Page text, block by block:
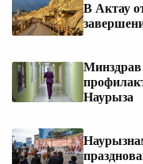
В Актау
Минздрав
Наурыза